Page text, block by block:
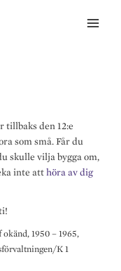
tillbaks den 12:e
som små. Får du
skulle vilja bygga om,
inte atthöra av dig
1950 – 1965,
K 1